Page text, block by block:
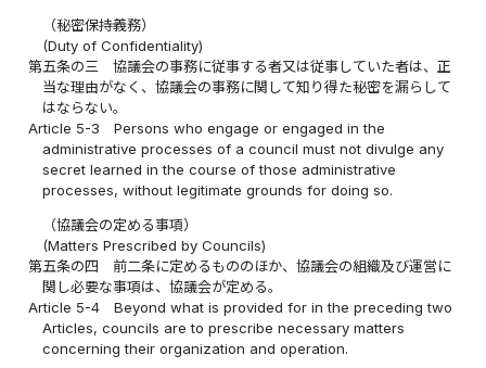
（秘密保持義務）
(Duty of Confidentiality)
第五条の三
協議会の事務に従事する者又は従事していた者は、正
当な理由がなく、協議会の事務に関して知り得た秘密を漏らして
はならない。
Article 5-3
Persons who engage or engaged in the
administrative processes of a council must not divulge any
secret learned in the course of those administrative
processes, without legitimate grounds for doing so.
（協議会の定める事項）
(Matters Prescribed by Councils)
第五条の四
前二条に定めるもののほか、協議会の組織及び運営に
関し必要な事項は、協議会が定める。
Article 5-4
Beyond what is provided for in the preceding two
Articles, councils are to prescribe necessary matters
concerning their organization and operation.